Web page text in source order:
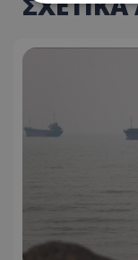
Τα
βασικές